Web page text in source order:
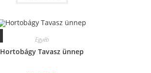
Egyéb
Hortobágy Tavasz ünnep